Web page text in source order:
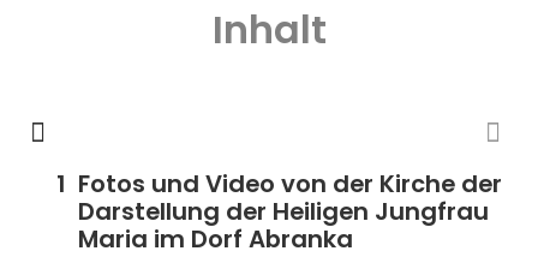
Inhalt
Fotos und Video von der Kirche der
Darstellung der Heiligen Jungfrau
Maria im Dorf Abranka